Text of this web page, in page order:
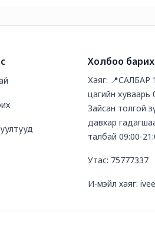
Холбоо барих
Хаяг:
цагийн хуваарь
Зайсан толгой
давхар
талбай 09:00-
Утас: 75777337
И-мэйл хаяг: